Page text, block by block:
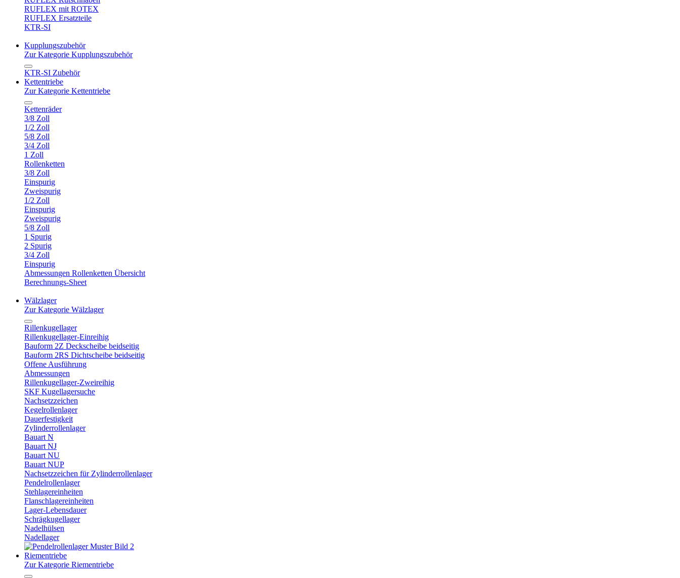
RUFLEX mit ROTEX
RUFLEX Ersatzteile
KTR-SI
Kupplungszubehör
Zur Kategorie Kupplungszubehör
KTR-SI Zubehör
Kettentriebe
Zur Kategorie Kettentriebe
Kettenräder
3/8 Zoll
1/2 Zoll
5/8 Zoll
3/4 Zoll
1 Zoll
Rollenketten
3/8 Zoll
Einspurig
Zweispurig
1/2 Zoll
Einspurig
Zweispurig
5/8 Zoll
1 Spurig
2 Spurig
3/4 Zoll
Einspurig
Abmessungen Rollenketten Übersicht
Berechnungs-Sheet
Wälzlager
Zur Kategorie Wälzlager
Rillenkugellager
Rillenkugellager-Einreihig
Bauform 2Z Deckscheibe beidseitig
Bauform 2RS Dichtscheibe beidseitig
Offene Ausführung
Abmessungen
Rillenkugellager-Zweireihig
SKF Kugellagersuche
Nachsetzzeichen
Kegelrollenlager
Dauerfestigkeit
Zylinderrollenlager
Bauart N
Bauart NJ
Bauart NU
Bauart NUP
Nachsetzzeichen für Zylinderrollenlager
Pendelrollenlager
Stehlagereinheiten
Flanschlagereinheiten
Lager-Lebensdauer
Schrägkugellager
Nadelhülsen
Nadellager
Riementriebe
Zur Kategorie Riementriebe